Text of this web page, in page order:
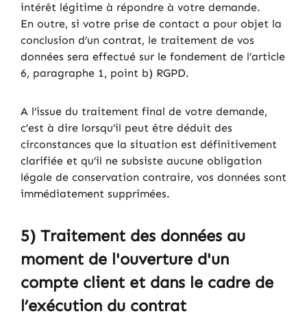
intérêt légitime à répondre à votre demande.
En outre, si votre prise de contact a pour objet la
conclusion d’un contrat, le traitement de vos
données sera effectué sur le fondement de l’article
6, paragraphe 1, point b) RGPD.
A l’issue du traitement final de votre demande,
c’est à dire lorsqu’il peut être déduit des
circonstances que la situation est définitivement
clarifiée et qu’il ne subsiste aucune obligation
légale de conservation contraire, vos données sont
immédiatement supprimées.
5) Traitement des données au
moment de l'ouverture d'un
compte client et dans le cadre de
l’exécution du contrat